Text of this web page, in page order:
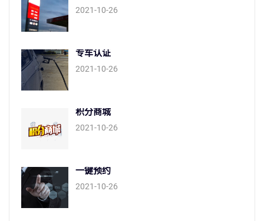
2021-10-26
专车认证
2021-10-26
积分商城
2021-10-26
一键预约
2021-10-26